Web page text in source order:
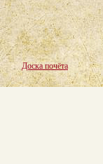
Доска почёта